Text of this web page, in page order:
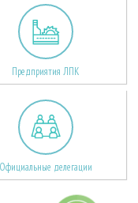
Предприятия ЛПК
Официальные делегации